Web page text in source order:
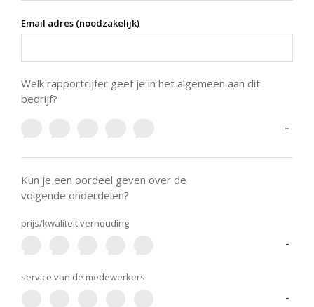
Email adres (noodzakelijk)
Welk rapportcijfer geef je in het algemeen aan dit
bedrijf?
-
Kun je een oordeel geven over de
volgende onderdelen?
prijs/kwaliteit verhouding
-
service van de medewerkers
-